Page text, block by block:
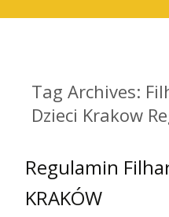
Tag Archives:
Dzieci Krakow
Regulamin
KRAKÓW